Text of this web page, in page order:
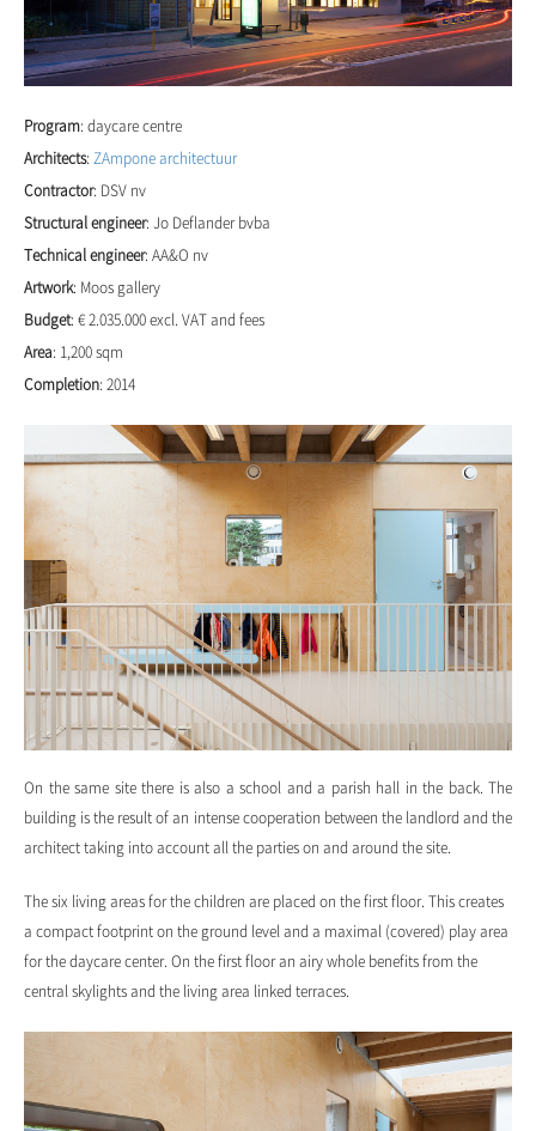
Program: daycare centre
Architects: ZAmpone architectuur
Contractor: DSV nv
Structural engineer: Jo Deflander bvba
Technical engineer: AA&O nv
Artwork: Moos gallery
Budget: € 2.035.000 excl. VAT and fees
Area: 1,200 sqm
Completion: 2014
On the same site there is also a school and a parish hall in the back. The
building is the result of an intense cooperation between the landlord and the
architect taking into account all the parties on and around the site.
The six living areas for the children are placed on the first floor. This creates
a compact footprint on the ground level and a maximal (covered) play area
for the daycare center. On the first floor an airy whole benefits from the
central skylights and the living area linked terraces.